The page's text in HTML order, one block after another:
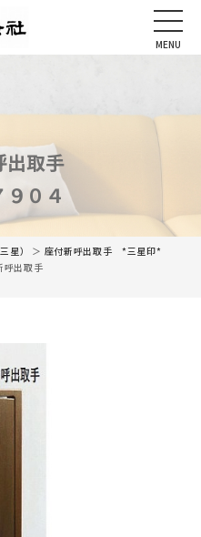
MENU
出取手
０４
CLOSE
星） ＞ 座付新呼出取手 *三星印*
呼出取手